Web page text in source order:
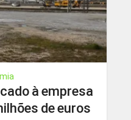
à empresa
de euros